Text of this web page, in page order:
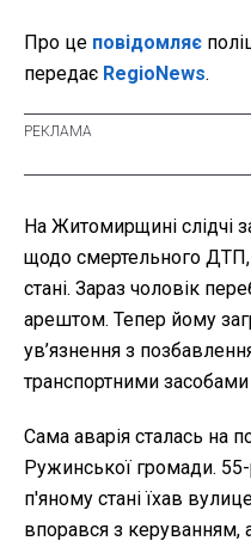
Про це повідомляє
передає RegioNews.
На Житомирщині слідчі
щодо смертельного ДТП,
стані. Зараз чоловік
арештом. Тепер йому
ув’язнення з
транспортними
Сама аварія сталась на
Ружинської громади. 55-
п'яному стані їхав
впорався з керуванням,